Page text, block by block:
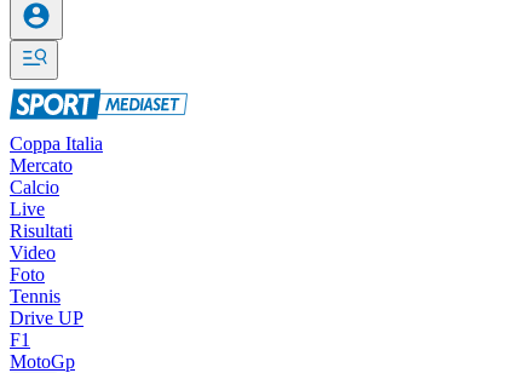
Coppa Italia
Mercato
Calcio
Live
Risultati
Video
Foto
Tennis
Drive UP
F1
MotoGp